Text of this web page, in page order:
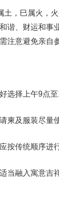
土，巳属火，
谐、财运和事
注意避免亲自
选择上午9点
柬及服装尽量
按传统顺序进
当融入寓意吉